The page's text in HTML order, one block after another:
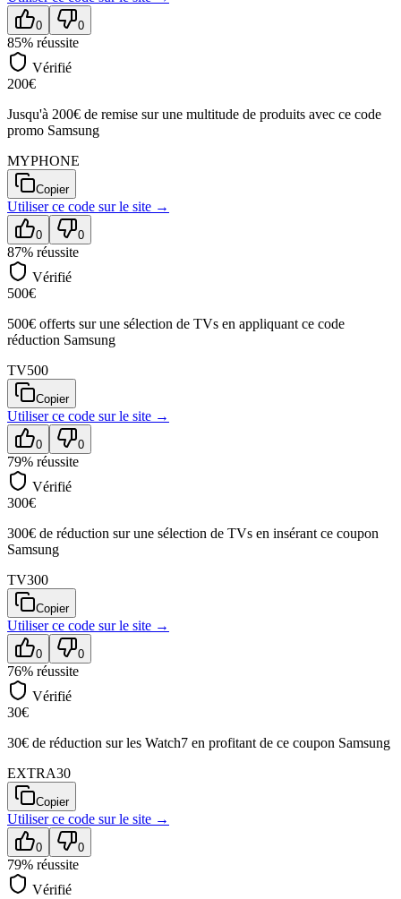
0 0
85% réussite
Vérifié
200€
Jusqu'à 200€ de remise sur une multitude de produits avec ce code
promo Samsung
MYPHONE
Copier
Utiliser ce code surle site →
0 0
87% réussite
Vérifié
500€
500€ offerts sur une sélection de TVs en appliquant ce code
réduction Samsung
TV500
Copier
Utiliser ce code surle site →
0 0
79% réussite
Vérifié
300€
300€ de réduction sur une sélection de TVs en insérant ce coupon
Samsung
TV300
Copier
Utiliser ce code surle site →
0 0
76% réussite
Vérifié
30€
30€ de réduction sur les Watch7 en profitant de ce coupon Samsung
EXTRA30
Copier
Utiliser ce code surle site →
0 0
79% réussite
Vérifié